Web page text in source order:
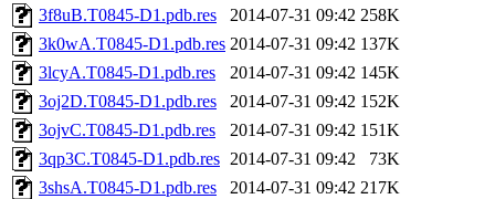
3f8uB.T0845-D1.pdb.res
2014-07-31 09:42 258K
3k0wA.T0845-D1.pdb.res 2014-07-31 09:42 137K
3lcyA.T0845-D1.pdb.res
2014-07-31 09:42 145K
3oj2D.T0845-D1.pdb.res
2014-07-31 09:42 152K
3ojvC.T0845-D1.pdb.res
2014-07-31 09:42 151K
3qp3C.T0845-D1.pdb.res 2014-07-31 09:42
73K
3shsA.T0845-D1.pdb.res
2014-07-31 09:42 217K